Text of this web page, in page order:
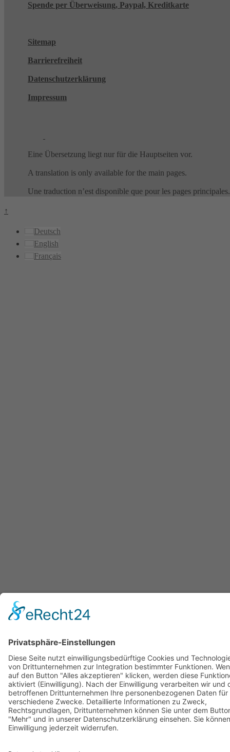
Spende per Überweisung, Paypal, Kreditkarte
Sitemap
Barrierefreiheit
Datenschutzerklärung
Impressum
Eine Übersetzung liegt nur für die Hauptseiten vor.
A translation is only available for the main pages.
Une traduction n’est disponible que pour les pages principales.
↑
Deutsch
English
Français